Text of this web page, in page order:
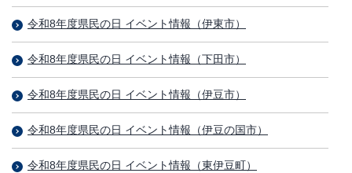
令和8年度県民の日 イベント情報（伊東市）
令和8年度県民の日 イベント情報（下田市）
令和8年度県民の日 イベント情報（伊豆市）
令和8年度県民の日 イベント情報（伊豆の国市）
令和8年度県民の日 イベント情報（東伊豆町）